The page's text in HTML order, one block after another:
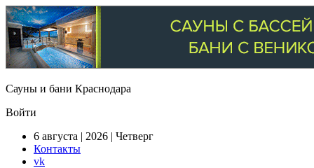
Сауны и бани Краснодара
Войти
6 августа | 2026 | Четверг
Контакты
vk